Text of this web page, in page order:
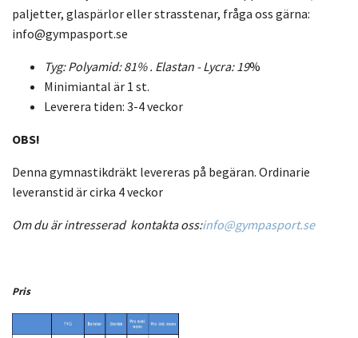
paljetter, glaspärlor eller strasstenar, fråga oss gärna:
info@gympasport.se
Tyg: Polyamid: 81% . Elastan - Lycra: 19%
Minimiantal är 1 st.
Leverera tiden: 3-4 veckor
OBS!
Denna gymnastikdräkt levereras på begäran. Ordinarie
leveranstid är cirka 4 veckor
Om du är intresserad kontakta oss:info@gympasport.se
Pris